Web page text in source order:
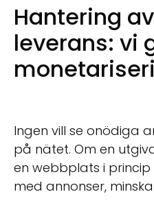
Hantering
leverans: vi
Ingen vill se onödiga
på nätet. Om en
en webbplats i
med annonser,